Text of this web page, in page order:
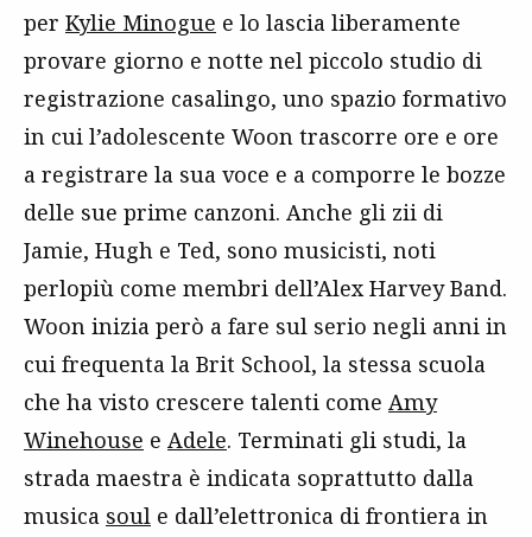
per Kylie Minogue e lo lascia liberamente
provare giorno e notte nel piccolo studio di
registrazione casalingo, uno spazio formativo
in cui l’adolescente Woon trascorre ore e ore
a registrare la sua voce e a comporre le bozze
delle sue prime canzoni. Anche gli zii di
Jamie, Hugh e Ted, sono musicisti, noti
perlopiù come membri dell’Alex Harvey Band.
Woon inizia però a fare sul serio negli anni in
cui frequenta la Brit School, la stessa scuola
che ha visto crescere talenti come Amy
Winehouse e Adele. Terminati gli studi, la
strada maestra è indicata soprattutto dalla
musica soul e dall’elettronica di frontiera in